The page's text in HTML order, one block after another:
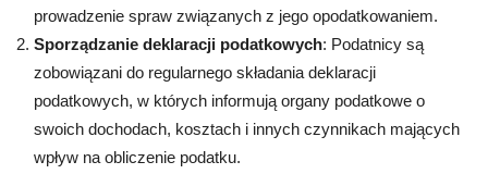
prowadzenie spraw związanych z jego opodatkowaniem.
Sporządzanie deklaracji podatkowych: Podatnicy są
zobowiązani do regularnego składania deklaracji
podatkowych, w których informują organy podatkowe o
swoich dochodach, kosztach i innych czynnikach mających
wpływ na obliczenie podatku.